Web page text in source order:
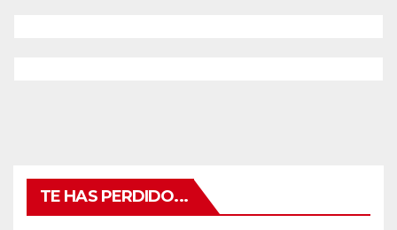
TE HAS PERDIDO...